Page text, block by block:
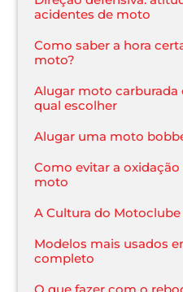
acidentes de moto
Como saber a hora
moto?
Alugar moto carburada
qual escolher
Alugar uma moto
Como evitar a
moto
A Cultura do Motoclube
Modelos mais usados
completo